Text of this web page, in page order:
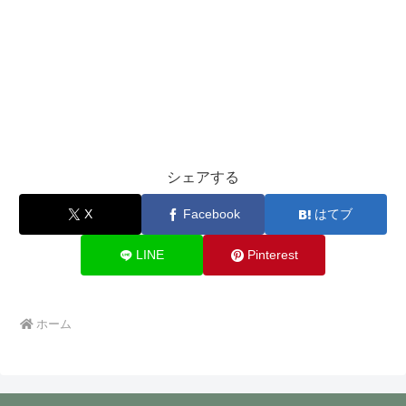
シェアする
X Facebook はてブ
LINE Pinterest
ホーム